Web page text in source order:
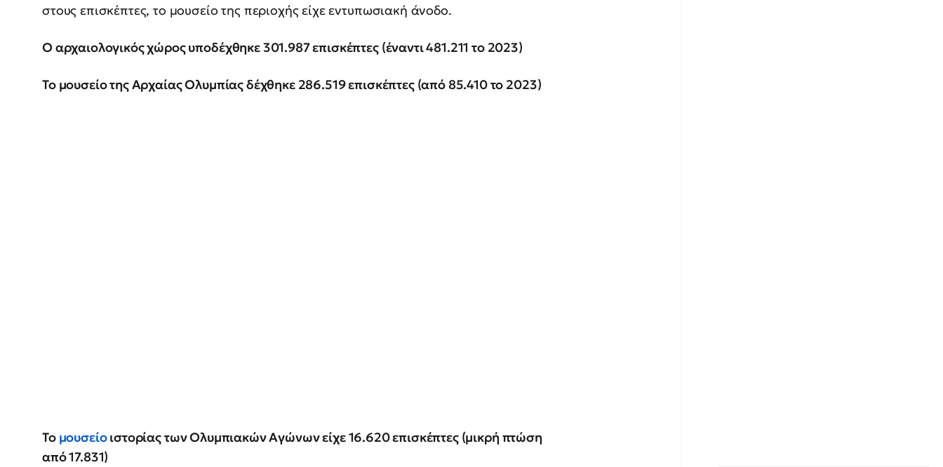
στους επισκέπτες, το μουσείο της περιοχής είχε εντυπωσιακή άνοδο.
Ο αρχαιολογικός χώρος υποδέχθηκε 301.987 επισκέπτες (έναντι 481.211 το 2023)
Το μουσείο της Αρχαίας Ολυμπίας δέχθηκε 286.519 επισκέπτες (από 85.410 το 2023)
Το μουσείοιστορίας των Ολυμπιακών Αγώνων είχε 16.620 επισκέπτες (μικρή πτώση
από 17.831)